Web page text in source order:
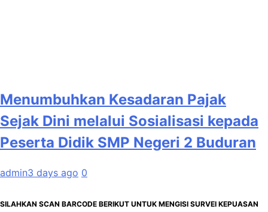
Menumbuhkan Kesadaran Pajak
Sejak Dini melalui Sosialisasi kepada
Peserta Didik SMP Negeri 2 Buduran
admin3 days ago 0
SILAHKAN SCAN BARCODE BERIKUT UNTUK MENGISI SURVEI KEPUASAN